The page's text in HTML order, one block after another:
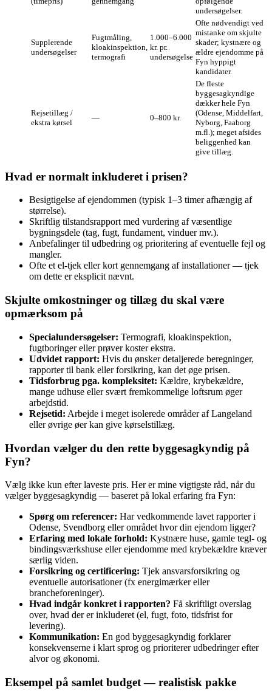
undersøgelser.
Supplerende
undersøgelser
Fugtmåling,
kloakinspektion,
termografi
1.000–6.000
kr. pr.
undersøgelse
Ofte nødvendigt ved
mistanke om skjulte
skader; kystnære og
ældre ejendomme på
Fyn hyppigt
kandidater.
Rejsetillæg /
ekstra kørsel
— 0–800 kr.
De fleste
byggesagkyndige
dækker hele Fyn
(Odense, Middelfart,
Nyborg, Faaborg
m.fl.); meget afsides
beliggenhed kan
give tillæg.
Hvad er normalt inkluderet i prisen?
Besigtigelse af ejendommen (typisk 1–3 timer afhængig af
størrelse).
Skriftlig tilstandsrapport med vurdering af væsentlige
bygningsdele (tag, fugt, fundament, vinduer mv.).
Anbefalinger til udbedring og prioritering af eventuelle fejl og
mangler.
Ofte et el‑tjek eller kort gennemgang af installationer — tjek
om dette er eksplicit nævnt.
Skjulte omkostninger og tillæg du skal være
opmærksom på
Specialundersøgelser: Termografi, kloakinspektion,
fugtboringer eller prøver koster ekstra.
Udvidet rapport: Hvis du ønsker detaljerede beregninger,
rapporter til bank eller forsikring, kan det øge prisen.
Tidsforbrug pga. kompleksitet: Kældre, krybekældre,
mange udhuse eller svært fremkommelige loftsrum øger
arbejdstid.
Rejsetid: Arbejde i meget isolerede områder af Langeland
eller øvrige øer kan give kørselstillæg.
Hvordan vælger du den rette byggesagkyndig på
Fyn?
Vælg ikke kun efter laveste pris. Her er mine vigtigste råd, når du
vælger byggesagkyndig — baseret på lokal erfaring fra Fyn:
Spørg om referencer: Har vedkommende lavet rapporter i
Odense, Svendborg eller området hvor din ejendom ligger?
Erfaring med lokale forhold: Kystnære huse, gamle tegl‑ og
bindingsværkshuse eller ejendomme med krybekældre kræver
særlig viden.
Forsikring og certificering: Tjek ansvarsforsikring og
eventuelle autorisationer (fx energimærker eller
brancheforeninger).
Hvad indgår konkret i rapporten? Få skriftligt overslag
over, hvad der er inkluderet (el, fugt, foto, tidsfrist for
levering).
Kommunikation: En god byggesagkyndig forklarer
konsekvenserne i klart sprog og prioriterer udbedringer efter
alvor og økonomi.
Eksempel på samlet budget — realistisk pakke